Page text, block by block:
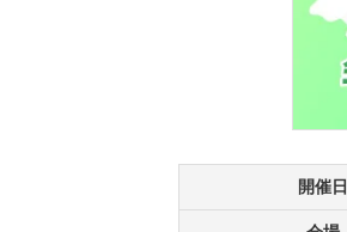
開催日